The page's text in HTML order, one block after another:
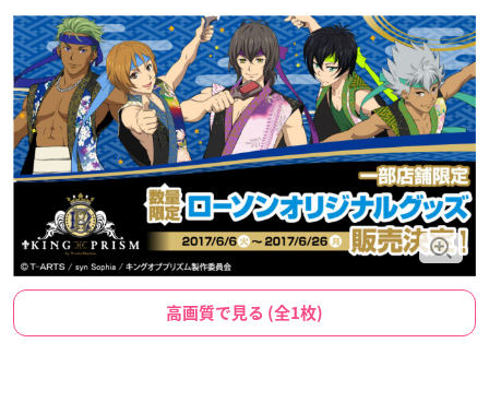
高画質で見る (全1枚)